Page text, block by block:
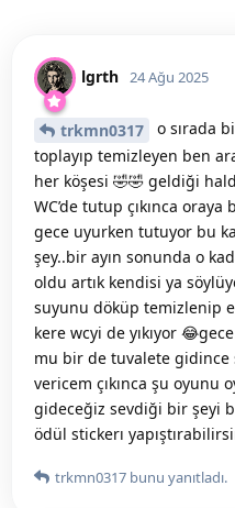
lgrth 24 Ağu 2025
trkmn0317
o sırada
toplayıp temizleyen ben
her köşesi 🤣🤣 geldiği
WC’de tutup çıkınca
gece uyurken tutuyor bu
şey..bir ayın sonunda o
oldu artık kendisi ya
suyunu döküp temizlenip
kere wcyi de yıkıyor
mu bir de tuvalete gidince
vericem çıkınca şu oyunu
gideceğiz sevdiği bir şeyi
ödül stickerı
trkmn0317 bunu yanıtladı.